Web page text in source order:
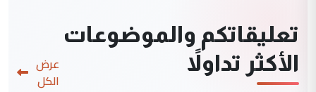
تعليقاتكم والموضوعات
الأكثر تداولاً
عرض
الكل